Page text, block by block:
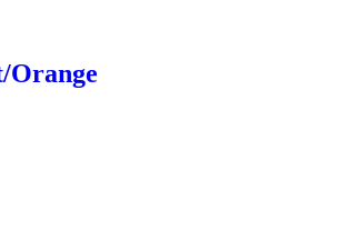
Orange